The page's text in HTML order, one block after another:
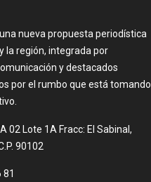
nueva propuesta periodística
la región, integrada por
y destacados
por el rumbo que está tomando
02 Lote 1A Fracc: El Sabinal,
90102
81